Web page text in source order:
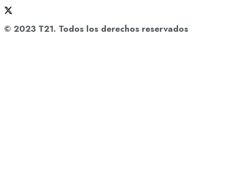
© 2023 T21. Todos los derechos reservados